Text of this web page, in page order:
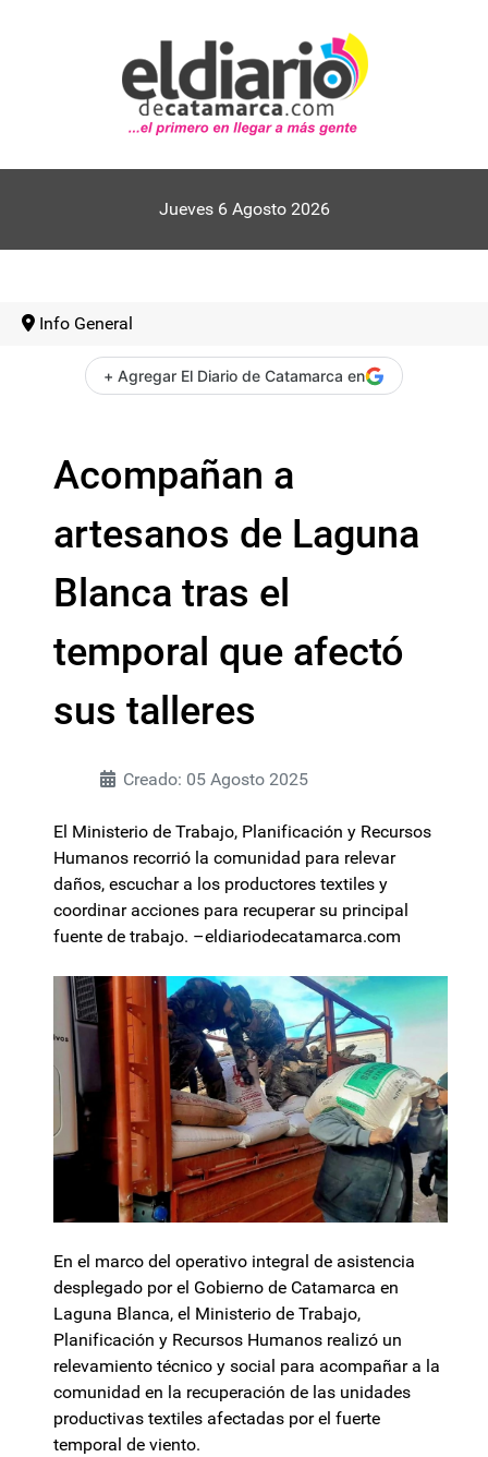
Jueves 6 Agosto 2026
Info General
+ Agregar El Diario de Catamarca en
Acompañan a
artesanos de Laguna
Blanca tras el
temporal que afectó
sus talleres
Creado: 05 Agosto 2025
El Ministerio de Trabajo, Planificación y Recursos
Humanos recorrió la comunidad para relevar
daños, escuchar a los productores textiles y
coordinar acciones para recuperar su principal
fuente de trabajo. –eldiariodecatamarca.com
En el marco del operativo integral de asistencia
desplegado por el Gobierno de Catamarca en
Laguna Blanca, el Ministerio de Trabajo,
Planificación y Recursos Humanos realizó un
relevamiento técnico y social para acompañar a la
comunidad en la recuperación de las unidades
productivas textiles afectadas por el fuerte
temporal de viento.